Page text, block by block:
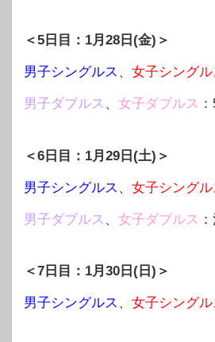
＜5日目：1月28日(金)＞
男子シングルス 、 女子シングル
男子ダブルス 、 女子ダブルス
＜6日目：1月29日(土)＞
男子シングルス 、 女子シングル
男子ダブルス 、 女子ダブルス
＜7日目：1月30日(日)＞
男子シングルス 、 女子シングル